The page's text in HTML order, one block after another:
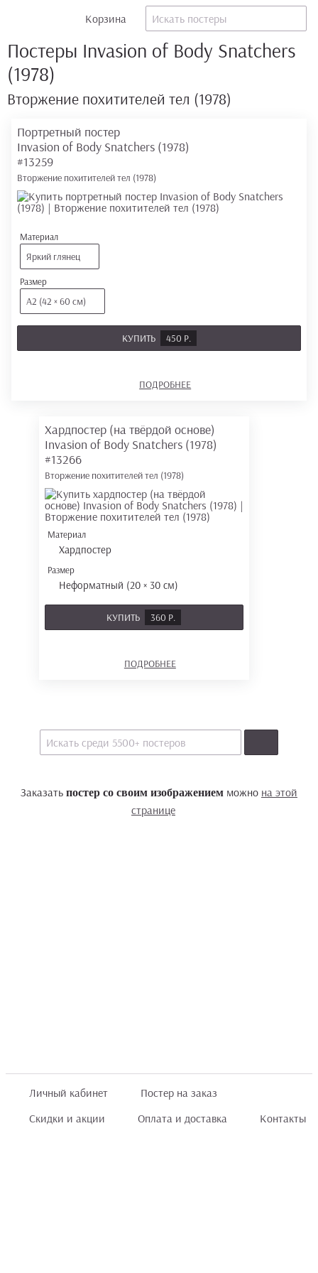
Корзина
Постеры Invasion of Body Snatchers
(1978)
Вторжение похитителей тел (1978)
Портретный постер
Invasion of Body Snatchers (1978)
#13259
Вторжение похитителей тел (1978)
Материал
Яркий глянец
Размер
А2 (42 × 60 см)
КУПИТЬ 450 Р.
ПОДРОБНЕЕ
Хардпостер (на твёрдой основе)
Invasion of Body Snatchers (1978)
#13266
Вторжение похитителей тел (1978)
Материал
Хардпостер
Размер
Неформатный (20 × 30 см)
КУПИТЬ 360 Р.
ПОДРОБНЕЕ
Заказать постер со своим изображением можно на этой
странице
Личный кабинет
Постер на заказ
Скидки и акции
Оплата и доставка
Контакты